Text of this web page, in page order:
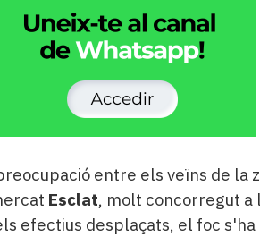
entre els veïns de la
Esclat, molt concorregut a
efectius desplaçats, el foc s'ha